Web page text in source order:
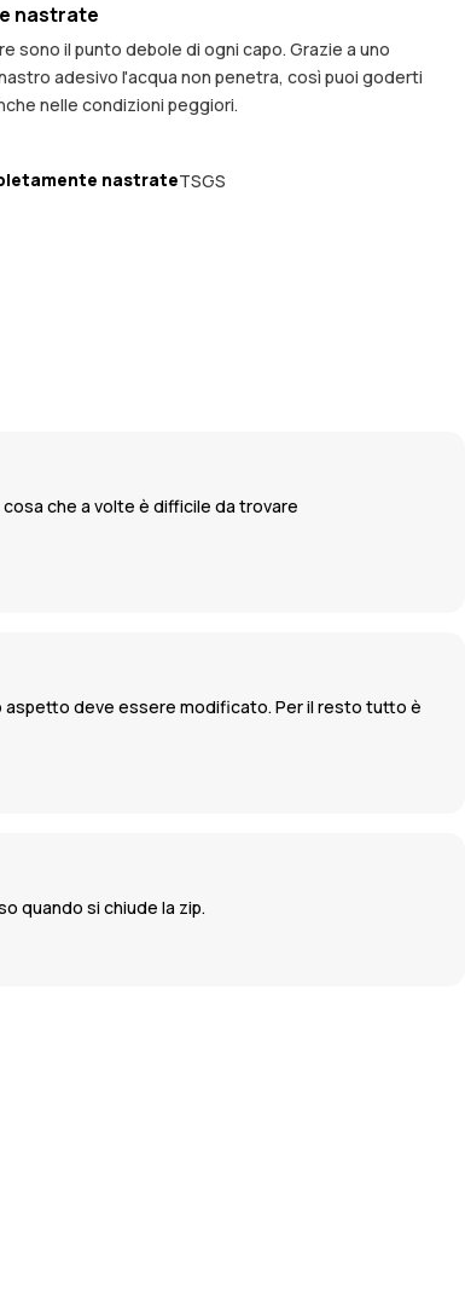
nastrate
sono il punto debole di ogni capo. Grazie a uno
adesivo l'acqua non penetra, così puoi goderti
nelle condizioni peggiori.
nastrateTSGS
che a volte è difficile da trovare
aspetto deve essere modificato. Per il resto tutto è
quando si chiude la zip.